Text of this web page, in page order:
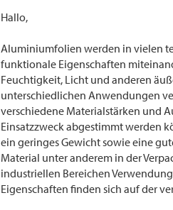
Hallo,
Aluminiumfolien werden in vielen
funktionale Eigenschaften
Feuchtigkeit, Licht und anderen
unterschiedlichen Anwendungen
verschiedene Materialstärken und
Einsatzzweck abgestimmt werden
ein geringes Gewicht sowie eine
Material unter anderem in der
industriellen Bereichen
Eigenschaften finden sich auf der